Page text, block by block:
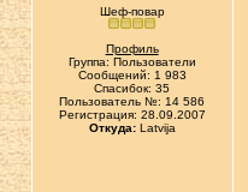
Шеф-повар
Профиль
Группа: Пользователи
Сообщений: 1 983
Спасибок: 35
Пользователь №: 14 586
Регистрация: 28.09.2007
Откуда:Latvija